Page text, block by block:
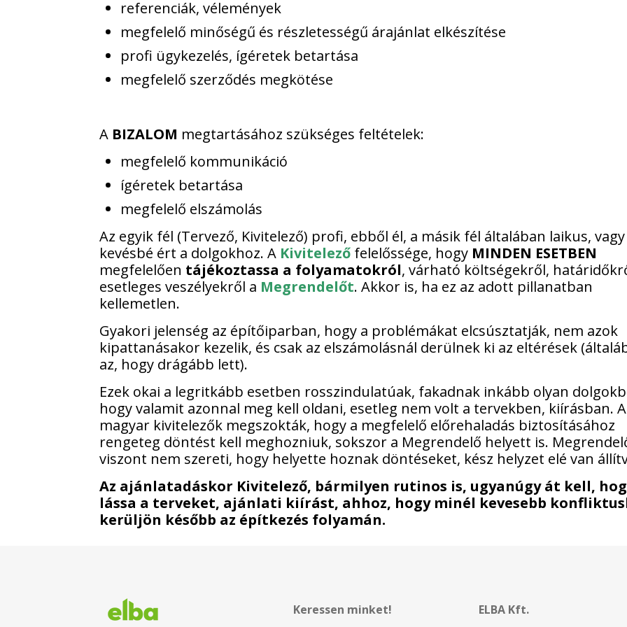
referenciák, vélemények
megfelelő minőségű és részletességű árajánlat elkészítése
profi ügykezelés, ígéretek betartása
megfelelő szerződés megkötése
A BIZALOM megtartásához szükséges feltételek:
megfelelő kommunikáció
ígéretek betartása
megfelelő elszámolás
Az egyik fél (Tervező, Kivitelező) profi, ebből él, a másik fél általában laikus, vagy
kevésbé ért a dolgokhoz. A Kivitelező felelőssége, hogy MINDEN ESETBEN
megfelelően tájékoztassa a folyamatokról, várható költségekről,
esetleges veszélyekről a Megrendelőt. Akkor is, ha ez az adott pillanatban
kellemetlen.
Gyakori jelenség az építőiparban, hogy a problémákat elcsúsztatják, nem azok
kipattanásakor kezelik, és csak az elszámolásnál derülnek ki az eltérések
az, hogy drágább lett).
Ezek okai a legritkább esetben rosszindulatúak, fakadnak inkább olyan
hogy valamit azonnal meg kell oldani, esetleg nem volt a tervekben, kiírásban. A
magyar kivitelezők megszokták, hogy a megfelelő előrehaladás biztosításához
rengeteg döntést kell meghozniuk, sokszor a Megrendelő helyett is.
viszont nem szereti, hogy helyette hoznak döntéseket, kész helyzet elé van
Az ajánlatadáskor Kivitelező, bármilyen rutinos is, ugyanúgy át kell,
lássa a terveket, ajánlati kiírást, ahhoz, hogy minél kevesebb
kerüljön később az építkezés folyamán.
Keressen minket! ELBA Kft.